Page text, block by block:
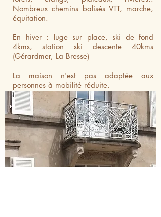
Nombreux chemins balisés VTT, marche,
équitation.
En hiver : luge sur place, ski de fond
4kms, station ski descente 40kms
(Gérardmer, La Bresse)
La maison n'est pas adaptée aux
personnes à mobilité réduite.